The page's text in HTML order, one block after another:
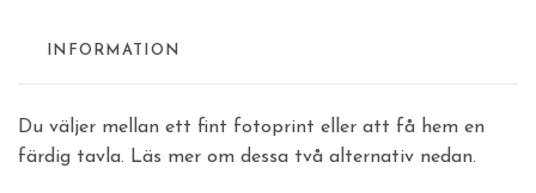
INFORMATION
Du väljer mellan ett fint fotoprint eller att få hem en
färdig tavla. Läs mer om dessa två alternativ nedan.